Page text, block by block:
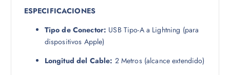
ESPECIFICACIONES
Tipo de Conector: USB Tipo-A a Lightning (para
dispositivos Apple)
Longitud del Cable: 2 Metros (alcance extendido)